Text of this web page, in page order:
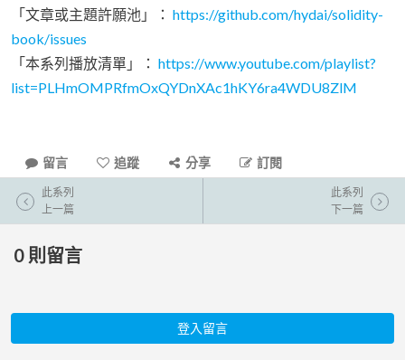
「文章或主題許願池」： https://github.com/hydai/solidity-
book/issues
「本系列播放清單」： https://www.youtube.com/playlist?
list=PLHmOMPRfmOxQYDnXAc1hKY6ra4WDU8ZlM
留言 追蹤 分享 訂閱
此系列
上一篇
此系列
下一篇
0 則留言
登入留言